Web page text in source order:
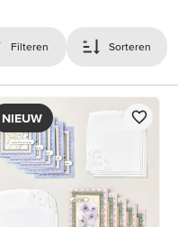
Filteren Sorteren
NIEUW